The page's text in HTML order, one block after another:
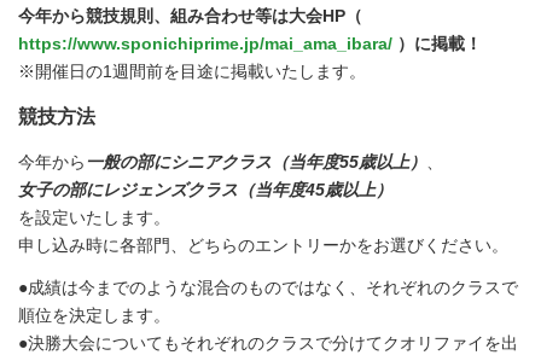
今年から競技規則、組み合わせ等は大会HP（
https://www.sponichiprime.jp/mai_ama_ibara/ ）に掲載！
※開催日の1週間前を目途に掲載いたします。
競技方法
今年から 一般の部にシニアクラス（当年度55歳以上）
女子の部にレジェンズクラス（当年度45歳以上）
を設定いたします。
申し込み時に各部門、どちらのエントリーかをお選びください。
●成績は今までのような混合のものではなく、それぞれのクラスで
順位を決定します。
●決勝大会についてもそれぞれのクラスで分けてクオリファイを出